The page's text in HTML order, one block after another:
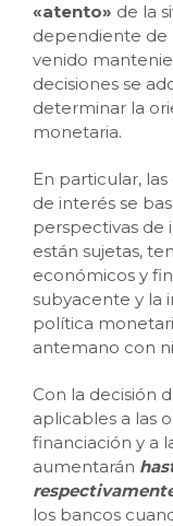
«atento» de la
dependiente de
venido
decisiones se
determinar la
monetaria.
En particular,
de interés se
perspectivas de
están sujetas,
económicos y
subyacente y la
política
antemano con
Con la decisión
aplicables a las
financiación y a
aumentarán
los bancos